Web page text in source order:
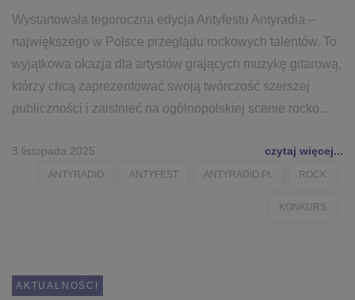
Wystartowała tegoroczna edycja Antyfestu Antyradia –
największego w Polsce przeglądu rockowych talentów. To
wyjątkowa okazja dla artystów grających muzykę gitarową,
którzy chcą zaprezentować swoją twórczość szerszej
publiczności i zaistnieć na ogólnopolskiej scenie rocko...
3 listopada 2025 czytaj więcej...
ANTYRADIO ANTYFEST ANTYRADIO.PL ROCK
KONKURS
AKTUALNOŚCI